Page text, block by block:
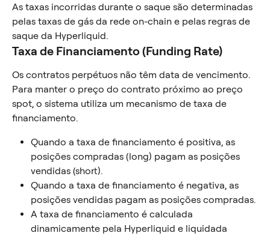
As taxas incorridas durante o saque são determinadas
pelas taxas de gás da rede on-chain e pelas regras de
saque da Hyperliquid.
Taxa de Financiamento (Funding Rate)
Os contratos perpétuos não têm data de vencimento.
Para manter o preço do contrato próximo ao preço
spot, o sistema utiliza um mecanismo de taxa de
financiamento.
Quando a taxa de financiamento é positiva, as
posições compradas (long) pagam as posições
vendidas (short).
Quando a taxa de financiamento é negativa, as
posições vendidas pagam as posições compradas.
A taxa de financiamento é calculada
dinamicamente pela Hyperliquid e liquidada